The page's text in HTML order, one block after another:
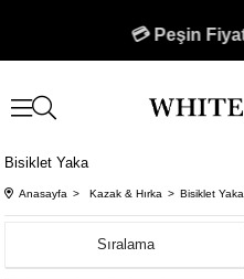
💳 Peşin
🚚 750 TL
Bisiklet Yaka
Anasayfa Kazak & Hırka Bisiklet Yaka
Sıralama